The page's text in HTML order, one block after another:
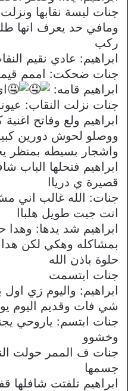
جنات لبسة نقابها
ومافي حد يعرف انها
ركب
ابراهيم: عادي نقيم
جنات ضحكت: اممم
ابراهيم قامه:
جنات نزلت النقاب:
ابراهيم ولع وفاتح
ووصلو لحوش دورين
واشجار بسيطه بمنظر
ابراهيم فتحلها
قصيرة ي درياا
جنات: الله غالب اني
انت جيت طويل هلباا
ابراهيم شد يدها: وهدا
بمشاكله وهكي لكن
حلوة باذن الله
جنات ابتسمت
ابراهيم: واليوم زي
شي فات وقديم اليوم
جنات ابتسم: ياروحي
وخشوو
جنات ف الممر حولت
جسمها
ابراهيم تلفتت شافلها